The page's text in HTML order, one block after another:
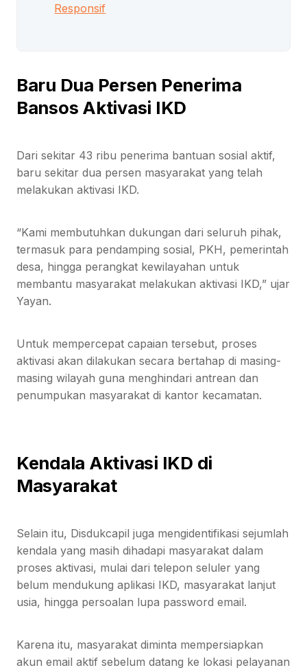
Responsif
Baru Dua Persen Penerima
Bansos Aktivasi IKD
Dari sekitar 43 ribu penerima bantuan sosial aktif,
baru sekitar dua persen masyarakat yang telah
melakukan aktivasi IKD.
“Kami membutuhkan dukungan dari seluruh pihak,
termasuk para pendamping sosial, PKH, pemerintah
desa, hingga perangkat kewilayahan untuk
membantu masyarakat melakukan aktivasi IKD,” ujar
Yayan.
Untuk mempercepat capaian tersebut, proses
aktivasi akan dilakukan secara bertahap di masing-
masing wilayah guna menghindari antrean dan
penumpukan masyarakat di kantor kecamatan.
Kendala Aktivasi IKD di
Masyarakat
Selain itu, Disdukcapil juga mengidentifikasi sejumlah
kendala yang masih dihadapi masyarakat dalam
proses aktivasi, mulai dari telepon seluler yang
belum mendukung aplikasi IKD, masyarakat lanjut
usia, hingga persoalan lupa password email.
Karena itu, masyarakat diminta mempersiapkan
akun email aktif sebelum datang ke lokasi pelayanan